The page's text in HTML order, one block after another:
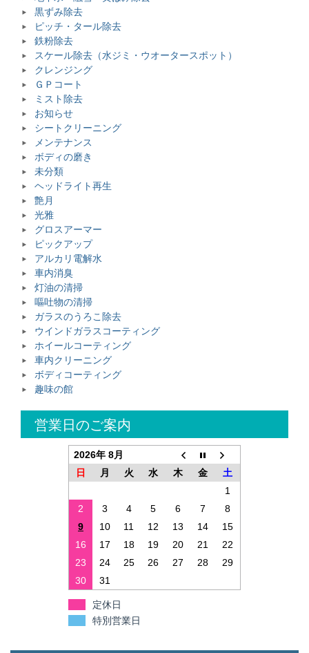
黒ずみ除去
ピッチ・タール除去
鉄粉除去
スケール除去（水ジミ・ウオータースポット）
クレンジング
ＧＰコート
ミスト除去
お知らせ
シートクリーニング
メンテナンス
ボディの磨き
未分類
ヘッドライト再生
艶月
光雅
グロスアーマー
ピックアップ
アルカリ電解水
車内消臭
灯油の清掃
嘔吐物の清掃
ガラスのうろこ除去
ウインドガラスコーティング
ホイールコーティング
車内クリーニング
ボディコーティング
趣味の館
営業日のご案内
2026年 8月
日
月 火 水 木 金
土
1
2
3 4 5 6 7
8
9
10 11 12 13 14
15
16
17 18 19 20 21
22
23
24 25 26 27 28
29
30
31
定休日
特別営業日